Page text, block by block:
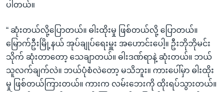
ပါတယ်။
“ ဆုံးတယ်လို့ပြောတယ်။ ဓါးထိုးမှု ဖြစ်တယ်လို့ ပြောတယ်။
မြောက်ဦးမြို့နယ် အုပ်ချုပ်ရေးမှူး အဟောင်းပေါ့။ ဦးဘိုဘိုမင်း
သိုက် ဆုံးတာတော့ သေချာတယ်။ ဓါးဒဏ်ရာနဲ့ ဆုံးတယ်။ ဘယ်
သူလက်ချက်လဲ။ ဘယ်ပုံစံလဲတော့ မသိဘူး။ ကားပေါ်မှာ ဓါးထိုး
မှု ဖြစ်တယ်ကြားတယ်။ ကားက လမ်းဘေးကို ထိုးရပ်သွားတယ်။